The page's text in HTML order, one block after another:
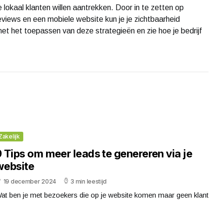
lokaal klanten willen aantrekken. Door in te zetten op
en een mobiele website kun je je zichtbaarheid
het toepassen van deze strategieën en zie hoe je bedrijf
Tips om meer leads te genereren via je
19 december 2024 3 min leestijd
ben je met bezoekers die op je website komen maar geen klant